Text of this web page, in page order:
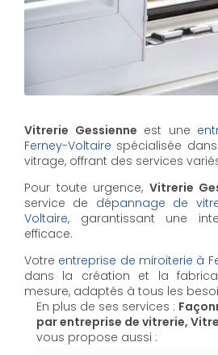
Vitrerie Gessienne est une
Ferney-Voltaire spécialisée
vitrage, offrant des services
Pour toute urgence, Vitrerie
service de dépannage de
Voltaire, garantissant une
efficace.
Votre entreprise de miroiterie à
dans la création et la
mesure, adaptés à tous les
En plus de ses services :
par entreprise de vitrerie,
vous propose aussi :